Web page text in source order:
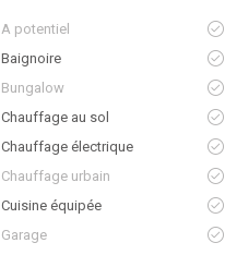
A potentiel
Baignoire
Bungalow
Chauffage au sol
Chauffage électrique
Chauffage urbain
Cuisine équipée
Garage